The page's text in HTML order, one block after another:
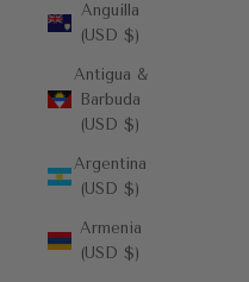
Anguilla
(USD $)
Antigua &
Barbuda
(USD $)
Argentina
(USD $)
Armenia
(USD $)